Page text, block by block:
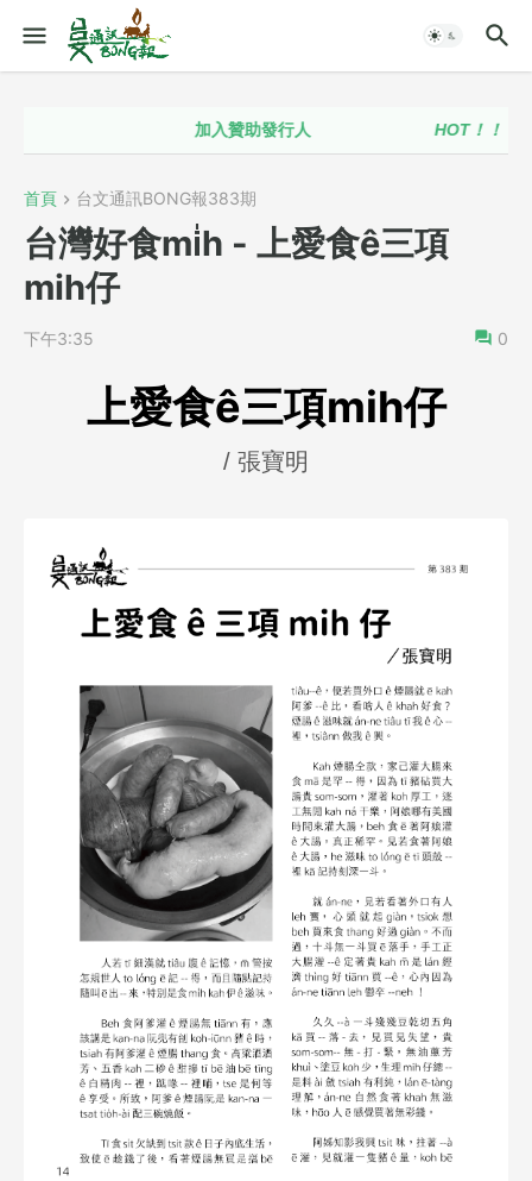
加入贊助發行人 HOT！！ 台語政
首頁 台文通訊BONG報383期
台灣好食mi̍h - 上愛食ê三項
mih仔
下午3:35 0
上愛食ê三項mih仔
/ 張寶明